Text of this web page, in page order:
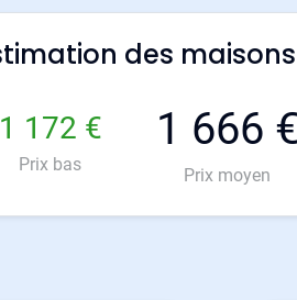
des
1 172 €
Prix bas
1 666 €
Prix moyen